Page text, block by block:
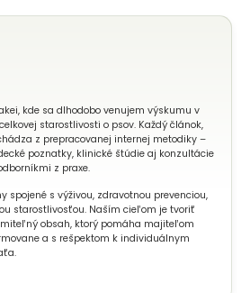
kde sa dlhodobo venujem výskumu v
starostlivosti o psov. Každý článok,
z prepracovanej internej metodiky –
poznatky, klinické štúdie aj konzultácie
z praxe.
spojené s výživou, zdravotnou prevenciou,
starostlivosťou. Naším cieľom je tvoriť
obsah, ktorý pomáha majiteľom
a s rešpektom k individuálnym